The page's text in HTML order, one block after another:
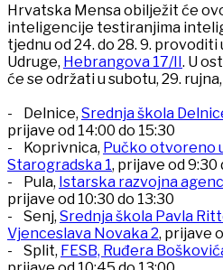
Hrvatska Mensa obilježit će
inteligencije testiranjima
tjednu od 24. do 28. 9.
Udruge, Hebrangova 17/II. U
će se održati u subotu, 29.
- Delnice, Srednja škola
prijave od 14:00 do 15:30
- Koprivnica, Pučko otvoreno
Starogradska 1, prijave od 9:30
- Pula, Istarska razvojna
prijave od 10:30 do 13:30
- Senj, Srednja škola Pavla
Vjenceslava Novaka 2, prijave
- Split, FESB, Ruđera